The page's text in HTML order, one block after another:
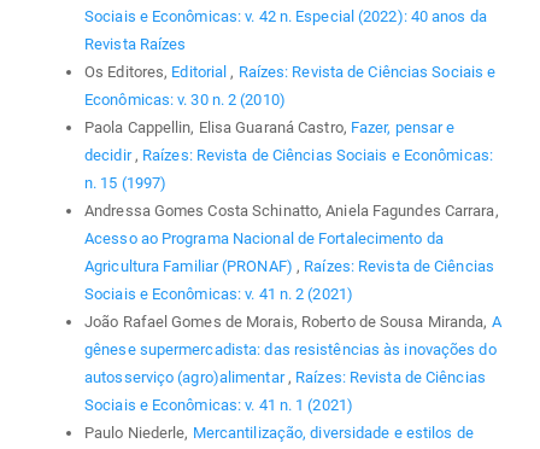
Sociais e Econômicas: v. 42 n. Especial (2022): 40 anos da
Revista Raízes
Os Editores, Editorial , Raízes: Revista de Ciências Sociais e
Econômicas: v. 30 n. 2 (2010)
Paola Cappellin, Elisa Guaraná Castro, Fazer, pensar e
decidir , Raízes: Revista de Ciências Sociais e Econômicas:
n. 15 (1997)
Andressa Gomes Costa Schinatto, Aniela Fagundes Carrara,
Acesso ao Programa Nacional de Fortalecimento da
Agricultura Familiar (PRONAF) , Raízes: Revista de Ciências
Sociais e Econômicas: v. 41 n. 2 (2021)
João Rafael Gomes de Morais, Roberto de Sousa Miranda, A
gênese supermercadista: das resistências às inovações do
autosserviço (agro)alimentar , Raízes: Revista de Ciências
Sociais e Econômicas: v. 41 n. 1 (2021)
Paulo Niederle, Mercantilização, diversidade e estilos de